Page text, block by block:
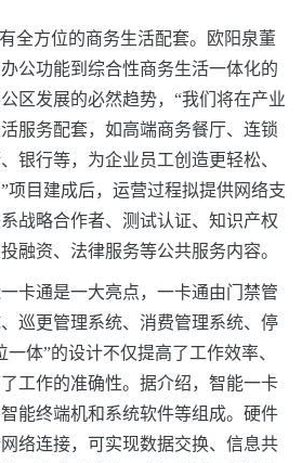
全方位的商务生活配套。欧阳泉董
公功能到综合性商务生活一体化的
区发展的必然趋势，“我们将在产业
服务配套，如高端商务餐厅、连锁
银行等，为企业员工创造更轻松、
项目建成后，运营过程拟提供网络支
战略合作者、测试认证、知识产权
融资、法律服务等公共服务内容。
卡通是一大亮点，一卡通由门禁管
巡更管理系统、消费管理系统、停
体”的设计不仅提高了工作效率、
工作的准确性。据介绍，智能一卡
能终端机和系统软件等组成。硬件
络连接，可实现数据交换、信息共